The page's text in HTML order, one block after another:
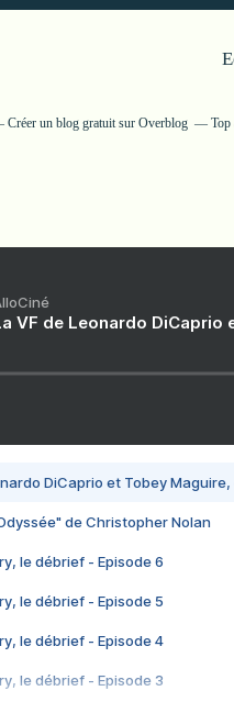
Créer un blog gratuit sur Overblog Top
VF de Leonardo DiCaprio
DiCaprio et Tobey
de Christopher Nolan
le débrief - Episode 6
le débrief - Episode 5
le débrief - Episode 4
le débrief - Episode 3